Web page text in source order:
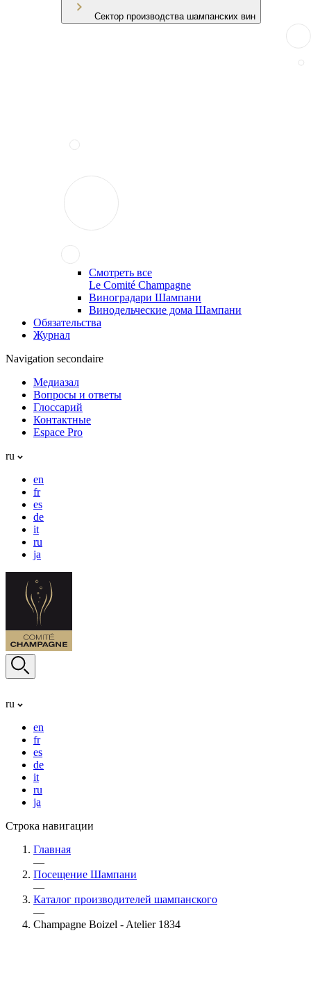
Сектор производства шампанских вин
Смотреть все
Le Comité Champagne
Виноградари Шампани
Винодельческие дома Шампани
Обязательства
Журнал
Navigation secondaire
Медиазал
Вопросы и ответы
Глоссарий
Контактные
Espace Pro
ru
en
fr
es
de
it
ru
ja
ru
en
fr
es
de
it
ru
ja
Строка навигации
Главная
—
Посещение Шампани
—
Каталог производителей шампанского
—
Champagne Boizel - Atelier 1834